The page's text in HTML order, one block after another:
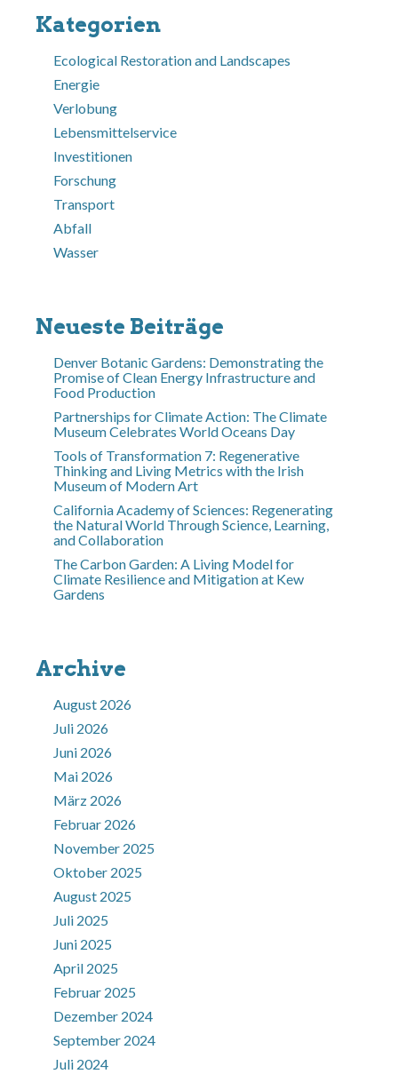
Kategorien
Ecological Restoration and Landscapes
Energie
Verlobung
Lebensmittelservice
Investitionen
Forschung
Transport
Abfall
Wasser
Neueste Beiträge
Denver Botanic Gardens: Demonstrating the
Promise of Clean Energy Infrastructure and
Food Production
Partnerships for Climate Action: The Climate
Museum Celebrates World Oceans Day
Tools of Transformation 7: Regenerative
Thinking and Living Metrics with the Irish
Museum of Modern Art
California Academy of Sciences: Regenerating
the Natural World Through Science, Learning,
and Collaboration
The Carbon Garden: A Living Model for
Climate Resilience and Mitigation at Kew
Gardens
Archive
August 2026
Juli 2026
Juni 2026
Mai 2026
März 2026
Februar 2026
November 2025
Oktober 2025
August 2025
Juli 2025
Juni 2025
April 2025
Februar 2025
Dezember 2024
September 2024
Juli 2024